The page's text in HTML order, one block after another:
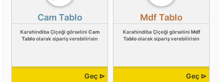
Cam Tablo
Karahindiba Çiçeği görselini Cam
Tabloolarak sipariş verebilirisin
Geç ⊳
Mdf Tablo
Karahindiba Çiçeği görselini Mdf
Tabloolarak sipariş verebilirisin
Geç ⊳